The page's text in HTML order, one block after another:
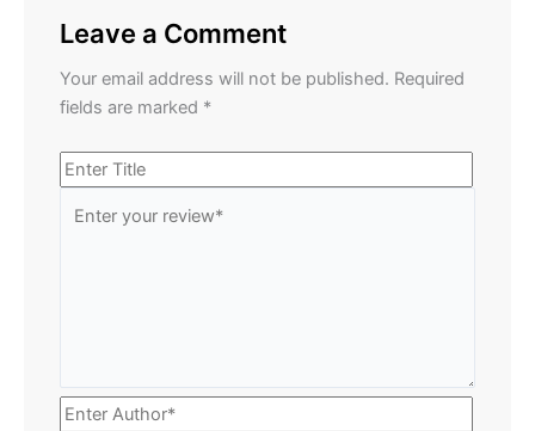
Leave a Comment
Your email address will not be published. Required
fields are marked *